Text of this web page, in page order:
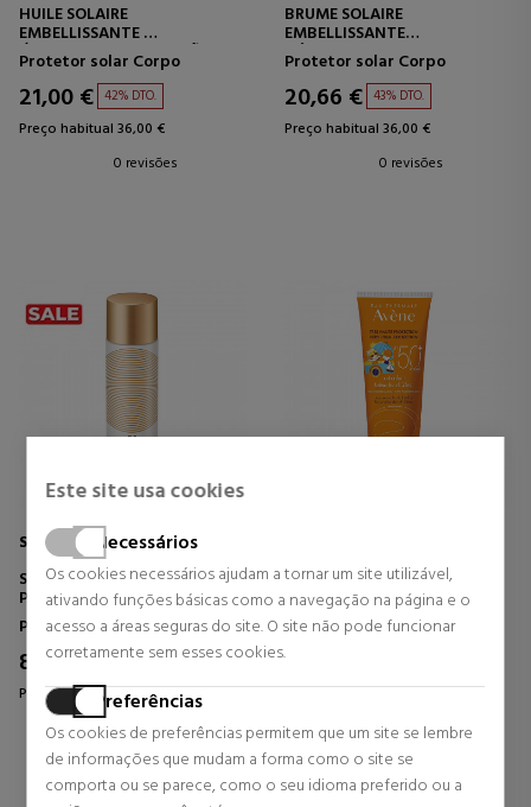
Este site usa cookies
Necessários
Os cookies necessários ajudam a tornar um site utilizável,
ativando funções básicas como a navegação na página e o
acesso a áreas seguras do site. O site não pode funcionar
corretamente sem esses cookies.
Preferências
Os cookies de preferências permitem que um site se lembre
de informações que mudam a forma como o site se
comporta ou se parece, como o seu idioma preferido ou a
HUILE SOLAIRE
EMBELLISSANTE
ÓLEO DE ALTA PROTEÇÃO
FPS30+
Protetor solar Corpo
21,00 € 42% DTO.
Preço habitual 36,00 €
0 revisões
BRUME SOLAIRE
EMBELLISSANTE
NÉVOA SOLAR DE ALTA
PROTEÇÃO FPS50+
Protetor solar Corpo
20,66 € 43% DTO.
Preço habitual 36,00 €
0 revisões
SENSAI
SILKY BRONZE COOLING
PROTECTIVE SUNCARE SPRAY
SPF50+
PROTETOR SOLAR PARA O
CORPO E O ROSTO.
Protetor solar Corpo
82,96 € 34% DTO.
Preço habitual 126,02 €
0 revisões
LECHE SPF50+ NINOS 250ML
Protetor solar Corpo
29,90 €